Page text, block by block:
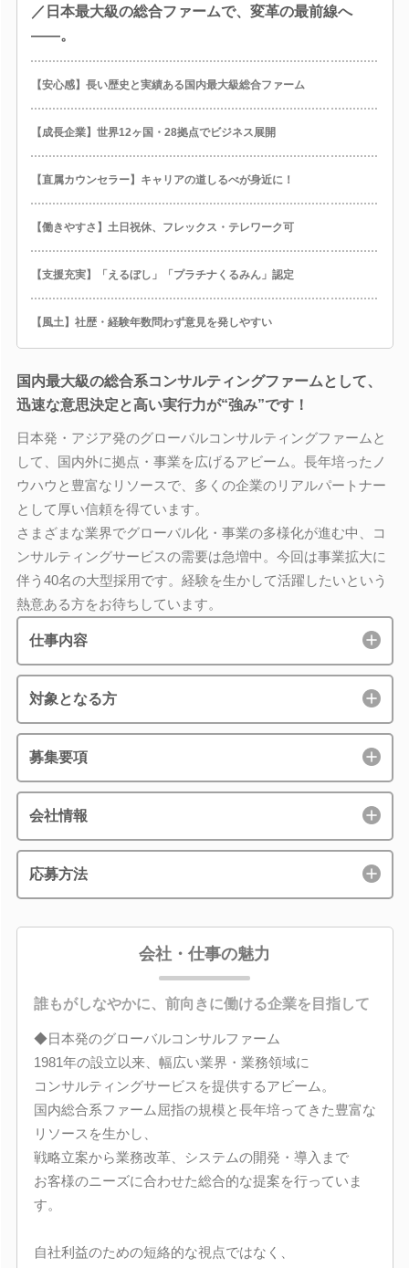
／日本最大級の総合ファームで、変革の最前線へ
――。
【安心感】長い歴史と実績ある国内最大級総合ファーム
【成長企業】世界12ヶ国・28拠点でビジネス展開
【直属カウンセラー】キャリアの道しるべが身近に！
【働きやすさ】土日祝休、フレックス・テレワーク可
【支援充実】「えるぼし」「プラチナくるみん」認定
【風土】社歴・経験年数問わず意見を発しやすい
国内最大級の総合系コンサルティングファームとして、
迅速な意思決定と高い実行力が“強み”です！
日本発・アジア発のグローバルコンサルティングファームと
して、国内外に拠点・事業を広げるアビーム。長年培ったノ
ウハウと豊富なリソースで、多くの企業のリアルパートナー
として厚い信頼を得ています。
さまざまな業界でグローバル化・事業の多様化が進む中、コ
ンサルティングサービスの需要は急増中。今回は事業拡大に
伴う40名の大型採用です。経験を生かして活躍したいという
熱意ある方をお待ちしています。
仕事内容
対象となる方
募集要項
会社情報
応募方法
会社・仕事の魅力
誰もがしなやかに、前向きに働ける企業を目指して
◆日本発のグローバルコンサルファーム
1981年の設立以来、幅広い業界・業務領域に
コンサルティングサービスを提供するアビーム。
国内総合系ファーム屈指の規模と長年培ってきた豊富な
リソースを生かし、
戦略立案から業務改革、システムの開発・導入まで
お客様のニーズに合わせた総合的な提案を行っていま
す。
自社利益のための短絡的な視点ではなく、